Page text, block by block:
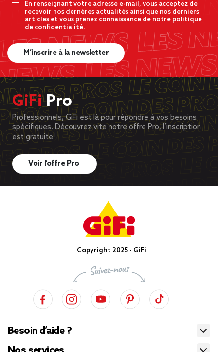
En renseignant votre adresse e-mail, vous acceptez de
recevoir nos dernères actualités ainsi que nos derniers
articles et vous prenez connaissance de notre politique
de confidentialité.
M’inscrire à la newsletter
GiFiPro
Professionnels, GiFi est là pour répondre à vos besoins
spécifiques. Découvrez vite notre offre Pro, l’inscription
est gratuite!
Voir l’offre Pro
Copyright 2025 - GiFi
Besoin d’aide ?